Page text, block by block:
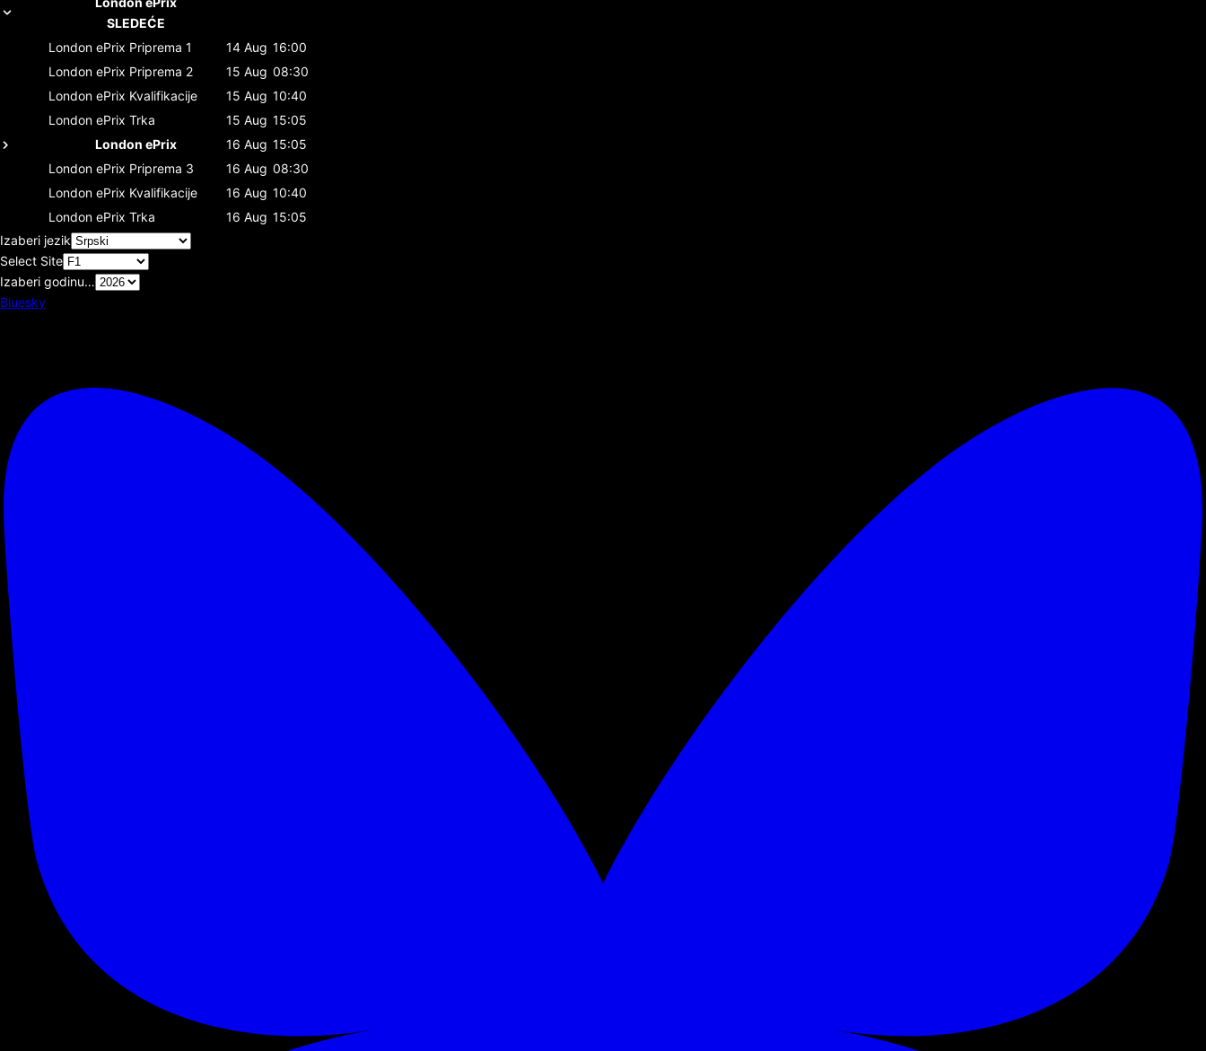
SLEDEĆE
London ePrix Priprema 1 14 Aug 16:00
London ePrix Priprema 2 15 Aug 08:30
London ePrix Kvalifikacije 15 Aug 10:40
London ePrix Trka 15 Aug 15:05
London ePrix
16 Aug 15:05
London ePrix Priprema 3 16 Aug 08:30
London ePrix Kvalifikacije 16 Aug 10:40
London ePrix Trka 16 Aug 15:05
Izaberi jezik
Select Site
Izaberi godinu…
Bluesky